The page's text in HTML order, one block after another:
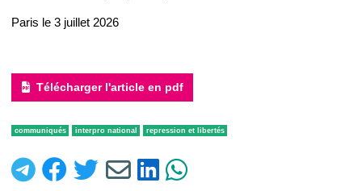
Paris le 3 juillet 2026
Télécharger l'article en pdf
communiqués interpro national repression et libertés